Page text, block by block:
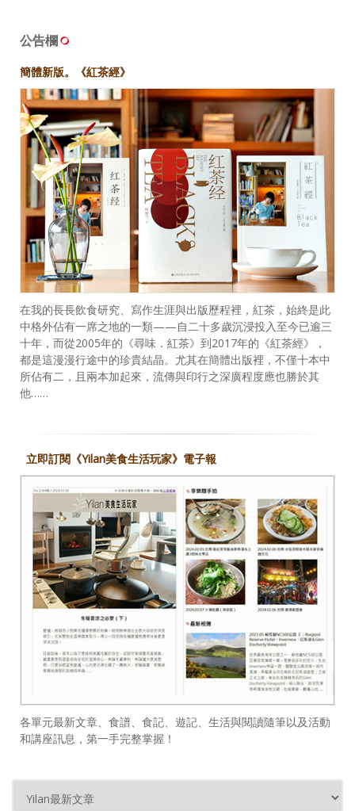
公告欄
簡體新版。《紅茶經》
在我的長長飲食研究、寫作生涯與出版歷程裡，紅茶，始終是此
中格外佔有一席之地的一類——自二十多歲沉浸投入至今已逾三
十年，而從2005年的《尋味．紅茶》到2017年的《紅茶經》，
都是這漫漫行途中的珍貴結晶。尤其在簡體出版裡，不僅十本中
所佔有二，且兩本加起來，流傳與印行之深廣程度應也勝於其
他……
立即訂閱《Yilan美食生活玩家》電子報
各單元最新文章、食譜、食記、遊記、生活與閱讀隨筆以及活動
和講座訊息，第一手完整掌握！